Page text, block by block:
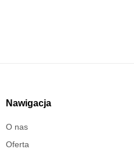
Nawigacja
O nas
Oferta